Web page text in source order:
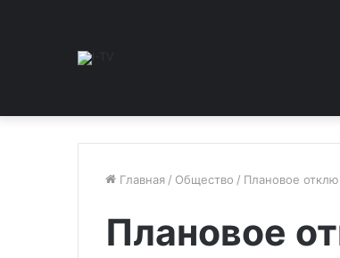
Главная / Общество / Плановое
Плановое